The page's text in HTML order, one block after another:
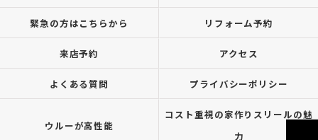
緊急の方はこちらから リフォーム予約
来店予約 アクセス
よくある質問 プライバシーポリシー
ウルーが高性能
コスト重視の家作りスリールの魅
力